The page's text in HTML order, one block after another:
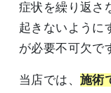
症状を繰り返さ
起きないように
が必要不可欠で
当店では、 施術